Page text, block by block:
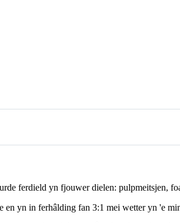
ferdield yn fjouwer dielen: pulpmeitsjen,
yn in ferhâlding fan 3:1 mei wetter yn 'e